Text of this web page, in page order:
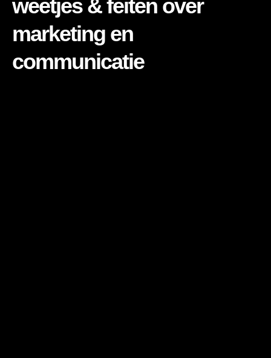
weetjes & feiten over
marketing en
communicatie